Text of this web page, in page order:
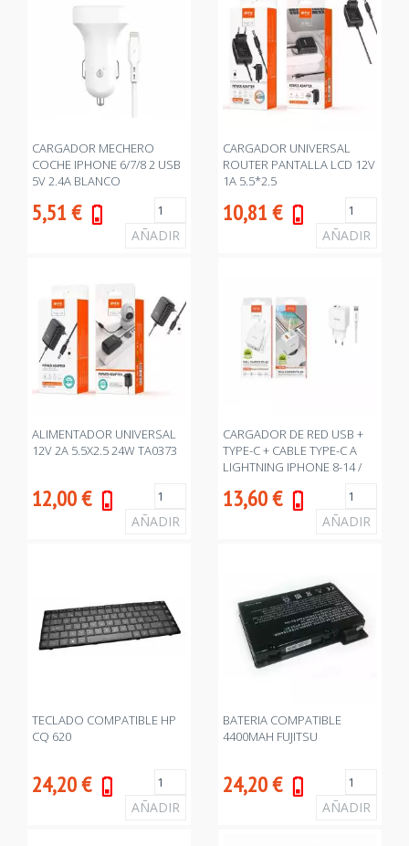
CARGADOR MECHERO
COCHE IPHONE 6/7/8 2 USB
5V 2.4A BLANCO
5,51€
CARGADOR UNIVERSAL
ROUTER PANTALLA LCD 12V
1A 5.5*2.5
10,81€
ALIMENTADOR UNIVERSAL
12V 2A 5.5X2.5 24W TA0373
12,00€
CARGADOR DE RED USB +
TYPE-C + CABLE TYPE-C A
LIGHTNING IPHONE 8-14 /
ONE+
13,60€
TECLADO COMPATIBLE HP
CQ 620
24,20€
BATERIA COMPATIBLE
4400MAH FUJITSU
24,20€